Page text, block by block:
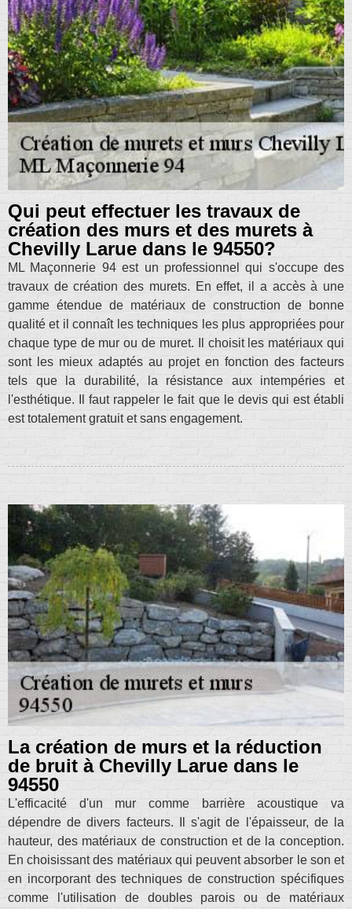
Qui peut effectuer les travaux de
création des murs et des murets à
Chevilly Larue dans le 94550?
ML Maçonnerie 94 est un professionnel qui s'occupe des
travaux de création des murets. En effet, il a accès à une
gamme étendue de matériaux de construction de bonne
qualité et il connaît les techniques les plus appropriées pour
chaque type de mur ou de muret. Il choisit les matériaux qui
sont les mieux adaptés au projet en fonction des facteurs
tels que la durabilité, la résistance aux intempéries et
l'esthétique. Il faut rappeler le fait que le devis qui est établi
est totalement gratuit et sans engagement.
La création de murs et la réduction
de bruit à Chevilly Larue dans le
94550
L'efficacité d'un mur comme barrière acoustique va
dépendre de divers facteurs. Il s'agit de l'épaisseur, de la
hauteur, des matériaux de construction et de la conception.
En choisissant des matériaux qui peuvent absorber le son et
en incorporant des techniques de construction spécifiques
comme l'utilisation de doubles parois ou de matériaux